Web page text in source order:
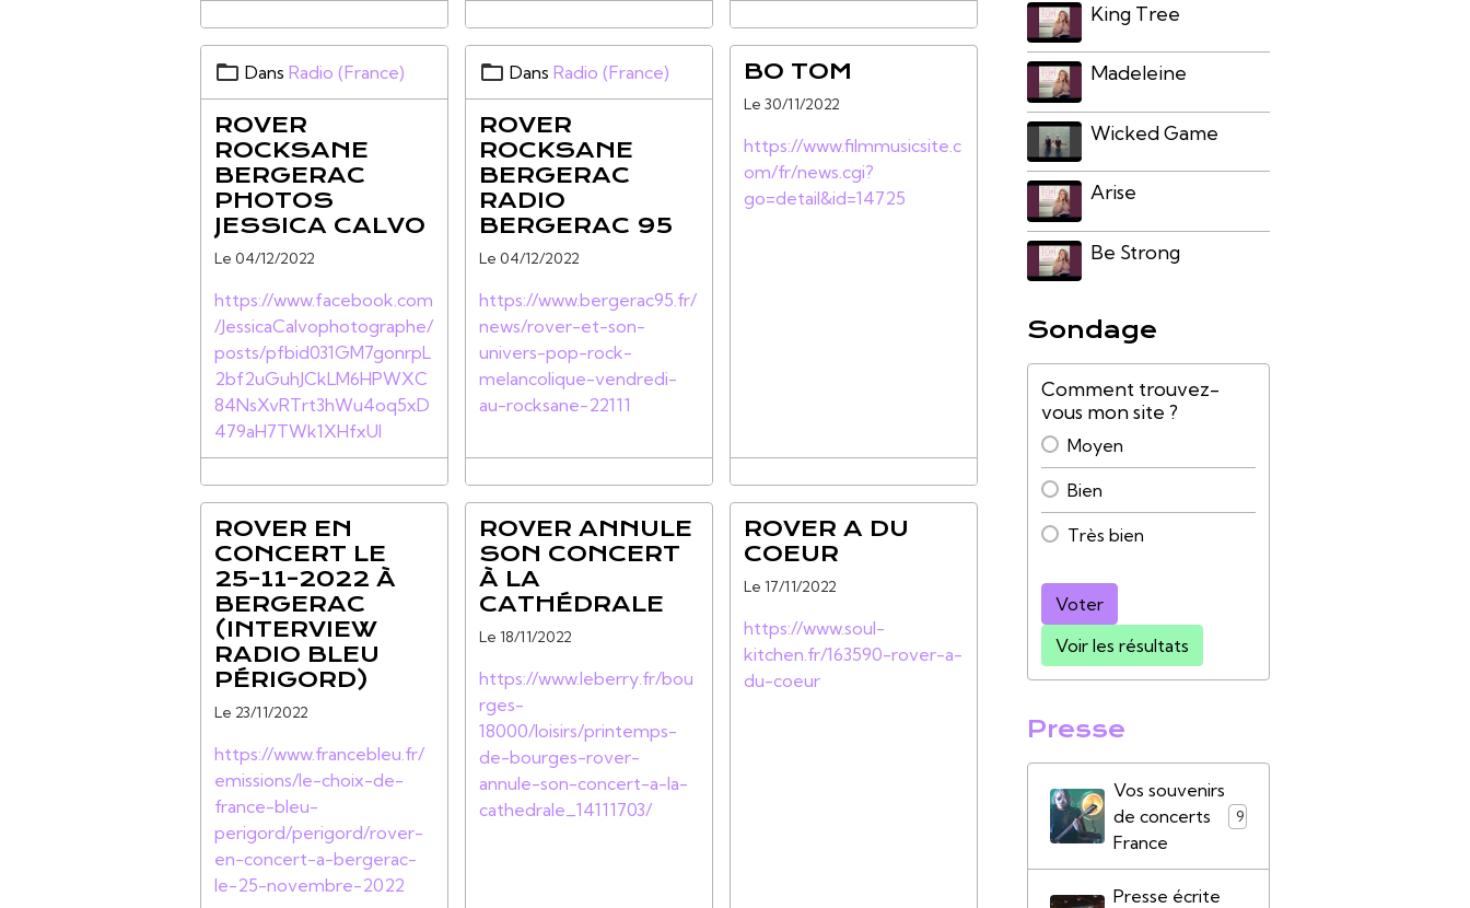
Dans Radio (France)
ROVER
ROCKSANE
BERGERAC
PHOTOS
JESSICA CALVO
Le 04/12/2022
https://www.facebook.com
/JessicaCalvophotographe/
posts/pfbid031GM7gonrpL
2bf2uGuhJCkLM6HPWXC
84NsXvRTrt3hWu4oq5xD
479aH7TWk1XHfxUl
Dans Radio (France)
ROVER
ROCKSANE
BERGERAC
RADIO
BERGERAC 95
Le 04/12/2022
https://www.bergerac95.fr/
news/rover-et-son-
univers-pop-rock-
melancolique-vendredi-
au-rocksane-22111
BO TOM
Le 30/11/2022
https://www.filmmusicsite.c
om/fr/news.cgi?
go=detail&id=14725
ROVER EN
CONCERT LE
25-11-2022 À
BERGERAC
(INTERVIEW
RADIO BLEU
PÉRIGORD)
Le 23/11/2022
https://www.francebleu.fr/
emissions/le-choix-de-
france-bleu-
perigord/perigord/rover-
en-concert-a-bergerac-
le-25-novembre-2022
ROVER ANNULE
SON CONCERT
À LA
CATHÉDRALE
Le 18/11/2022
https://www.leberry.fr/bou
rges-
18000/loisirs/printemps-
de-bourges-rover-
annule-son-concert-a-la-
cathedrale_14111703/
ROVER A DU
COEUR
Le 17/11/2022
https://www.soul-
kitchen.fr/163590-rover-a-
du-coeur
King Tree
Madeleine
Wicked Game
Arise
Be Strong
Sondage
Comment trouvez-
vous mon site ?
Moyen
Bien
Très bien
Voter
Voir les résultats
Presse
Vos souvenirs
de concerts
France
Presse écrite